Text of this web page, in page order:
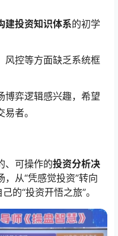
建投资知识体系的初学
风控等方面缺乏系统框
博弈逻辑感兴趣，希望
者。
、可操作的投资分析决
从“凭感觉投资”转向
的“投资开悟之旅”。